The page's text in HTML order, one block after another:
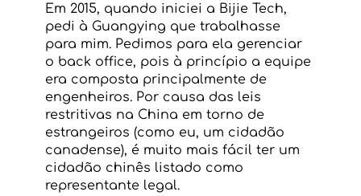
Em 2015, quando iniciei a Bijie Tech,
pedi à Guangying que trabalhasse
para mim. Pedimos para ela gerenciar
o back office, pois à princípio a equipe
era composta principalmente de
engenheiros. Por causa das leis
restritivas na China em torno de
estrangeiros (como eu, um cidadão
canadense), é muito mais fácil ter um
cidadão chinês listado como
representante legal.